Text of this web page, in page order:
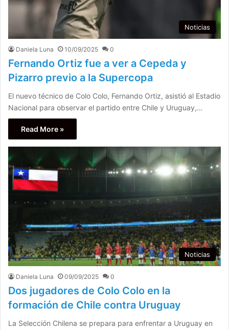
Noticias
Daniela Luna 10/09/2025 0
Fernando Ortiz fue a ver a Cepeda y
Pizarro previo a la Supercopa
El nuevo técnico de Colo Colo, Fernando Ortiz, asistió al Estadio
Nacional para observar el partido entre Chile y Uruguay,…
Read More »
Noticias
Daniela Luna 09/09/2025 0
Dos jugadores de Colo Colo en la
formación de Chile contra Uruguay
La Selección Chilena se prepara para enfrentar a Uruguay en